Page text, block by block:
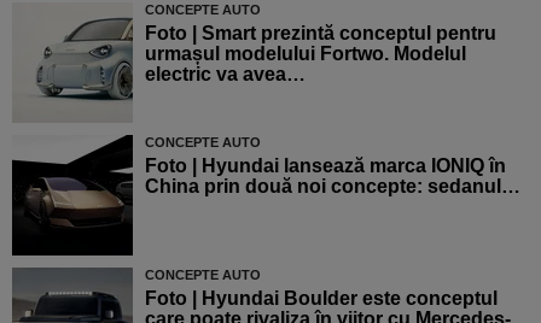
CONCEPTE AUTO
Foto | Smart prezintă conceptul pentru
urmașul modelului Fortwo. Modelul
electric va avea…
CONCEPTE AUTO
Foto | Hyundai lansează marca IONIQ în
China prin două noi concepte: sedanul…
CONCEPTE AUTO
Foto | Hyundai Boulder este conceptul
care poate rivaliza în viitor cu Mercedes-